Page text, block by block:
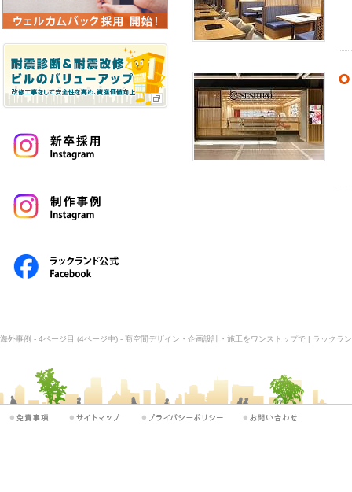
海外事例 - 4ページ目 (4ページ中) - 商空間デザイン・企画設計・施工をワンストップで | ラックラ